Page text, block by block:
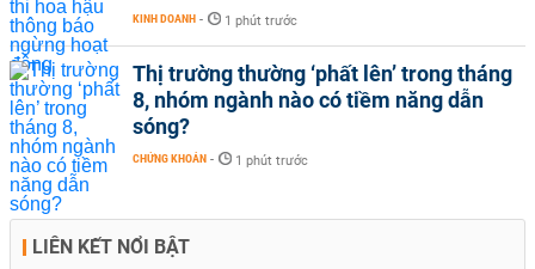
KINH DOANH - 1 phút trước
Thị trường thường ‘phất lên’ trong tháng
8, nhóm ngành nào có tiềm năng dẫn
sóng?
CHỨNG KHOÁN - 1 phút trước
LIÊN KẾT NỔI BẬT